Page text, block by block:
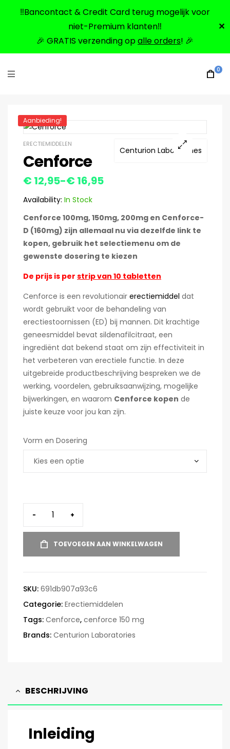
‼️Bancontact & Credit Card terug mogelijk voor
niet-Premium klanten‼️
🎉 GRATIS verzending opalle orders! 🎉
✕
0
Aanbieding!
Centurion Laboratories
ERECTIEMIDDELEN
Cenforce
€ 12,95-€ 16,95
Availability: In Stock
Cenforce 100mg, 150mg, 200mg en Cenforce-
D (160mg) zijn allemaal nu via dezelfde link te
kopen, gebruik het selectiemenu om de
gewenste dosering te kiezen
De prijs is per strip van 10 tabletten
Cenforce is een revolutionair erectiemiddel dat
wordt gebruikt voor de behandeling van
erectiestoornissen (ED) bij mannen. Dit krachtige
geneesmiddel bevat sildenafilcitraat, een
ingrediënt dat bekend staat om zijn effectiviteit in
het verbeteren van erectiele functie. In deze
uitgebreide productbeschrijving bespreken we de
werking, voordelen, gebruiksaanwijzing, mogelijke
bijwerkingen, en waarom Cenforce kopen de
juiste keuze voor jou kan zijn.
Vorm en Dosering
- +
TOEVOEGEN AAN WINKELWAGEN
SKU: 691db907a93c6
Categorie: Erectiemiddelen
Tags: Cenforce, cenforce 150 mg
Brands: Centurion Laboratories
BESCHRIJVING
Inleiding